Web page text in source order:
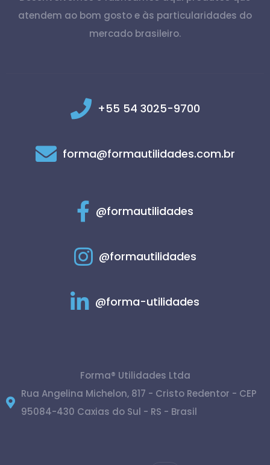
atendem ao bom gosto e às particularidades do
mercado brasileiro.
+55 54 3025-9700
forma@formautilidades.com.br
@formautilidades
@formautilidades
@forma-utilidades
Forma® Utilidades Ltda
Rua Angelina Michelon, 817 - Cristo Redentor - CEP
95084-430 Caxias do Sul - RS - Brasil